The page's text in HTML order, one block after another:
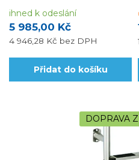
AISI...
5 985,00 Kč
4 946,28 Kč bez DPH
ihned k odeslání
Přidat do košíku
DOPRAVA